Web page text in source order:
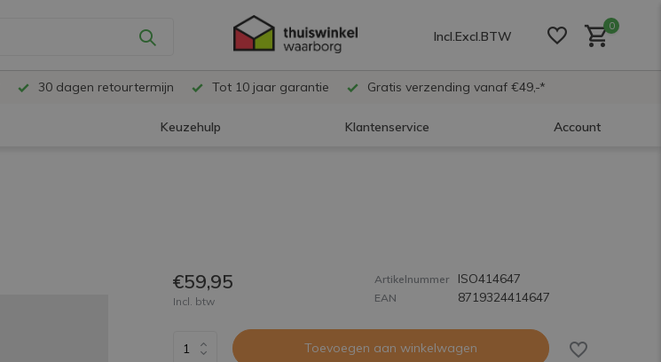
Incl.Excl.BTW
0
30 dagen retourtermijn Tot 10 jaar garantie Gratis verzending vanaf €49,-*
Keuzehulp Klantenservice Account
Account aanmaken
€59,95
Incl. btw
Artikelnummer ISO414647
EAN 8719324414647
Toevoegen aan winkelwagen